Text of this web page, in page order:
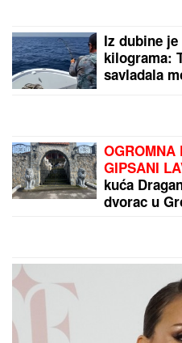
"IMALI
progovorio
Crnoj Gori:
(VIDEO)
NASTUPU
joj
đuskale, a